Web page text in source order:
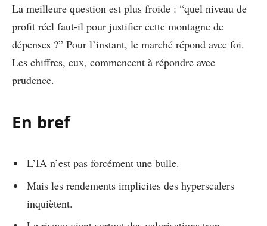
La meilleure question est plus froide : “quel niveau de
profit réel faut-il pour justifier cette montagne de
dépenses ?” Pour l’instant, le marché répond avec foi.
Les chiffres, eux, commencent à répondre avec
prudence.
En bref
L’IA n’est pas forcément une bulle.
Mais les rendements implicites des hyperscalers
inquiètent.